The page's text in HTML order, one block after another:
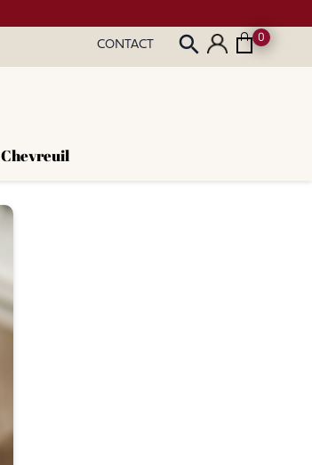
CONTACT search 0
Chevreuil